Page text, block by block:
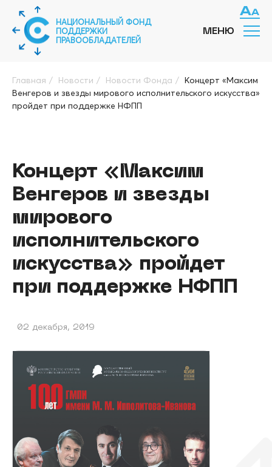
НАЦИОНАЛЬНЫЙ ФОНД
ПОДДЕРЖКИ
ПРАВООБЛАДАТЕЛЕЙ
МЕНЮ
Главная / Новости / Новости Фонда / Концерт «Максим
Венгеров и звезды мирового исполнительского искусства»
пройдет при поддержке НФПП
Концерт «Максим
Венгеров и звезды
мирового
исполнительского
искусства» пройдет
при поддержке НФПП
02 декабря, 2019